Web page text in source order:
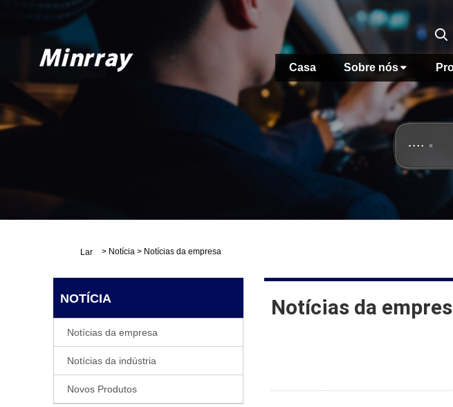
Casa Sobre nós
Lar > Notícia > Notícias da empresa
NOTÍCIA
Notícias da empresa
Notícias da indústria
Novos Produtos
Notícias da